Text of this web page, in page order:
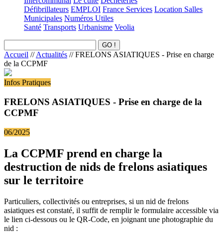
Défibrillateurs EMPLOI France Services Location Salles
Municipales Numéros Utiles
Santé Transports Urbanisme Veolia
Accueil //Actualités // FRELONS ASIATIQUES - Prise en charge
de la CCPMF
Infos Pratiques
FRELONS ASIATIQUES - Prise en charge de la
CCPMF
06/2025
La CCPMF prend en charge la
destruction de nids de frelons asiatiques
sur le territoire
Particuliers, collectivités ou entreprises, si un nid de frelons
asiatiques est constaté, il suffit de remplir le formulaire accessible via
le lien ci-dessous ou le QR-Code, en joignant une photographie du
nid :